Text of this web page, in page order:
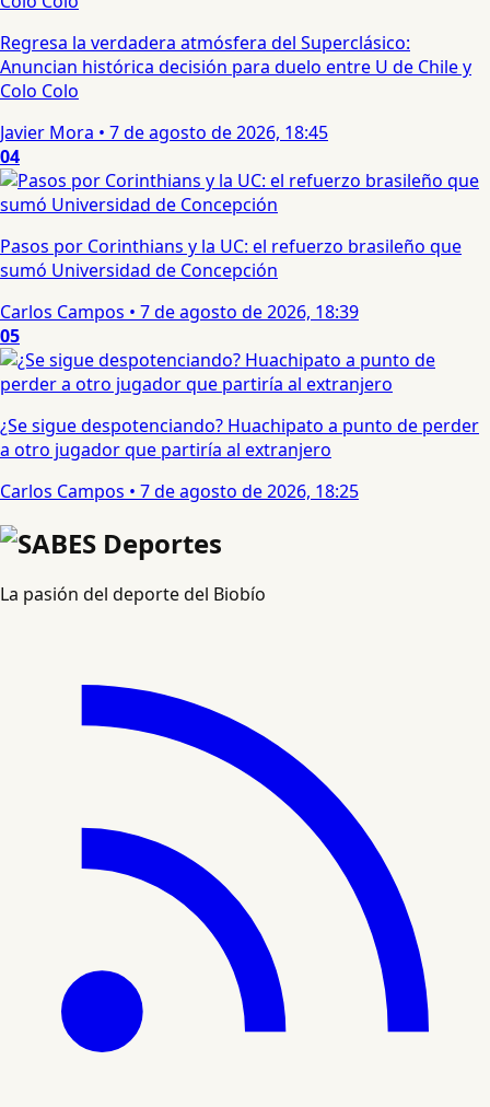
Regresa la verdadera atmósfera del Superclásico:
Anuncian histórica decisión para duelo entre U de Chile y
Colo Colo
Javier Mora • 7 de agosto de 2026, 18:45
04
Pasos por Corinthians y la UC: el refuerzo brasileño que
sumó Universidad de Concepción
Carlos Campos • 7 de agosto de 2026, 18:39
05
¿Se sigue despotenciando? Huachipato a punto de perder
a otro jugador que partiría al extranjero
Carlos Campos • 7 de agosto de 2026, 18:25
La pasión del deporte del Biobío